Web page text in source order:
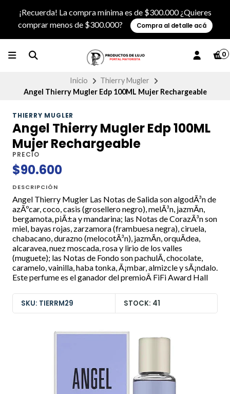
¡Recuerda! La compra mínima es de $300.000 ¿Quieres
comprar menos de $300.000?
Compra al detalle acá
0
Inicio
Thierry Mugler
Angel Thierry Mugler Edp 100ML Mujer Rechargeable
THIERRY MUGLER
Angel Thierry Mugler Edp 100ML
Mujer Rechargeable
PRECIO
$90.600
DESCRIPCIÓN
Angel Thierry Mugler Las Notas de Salida son algodÃ³n de
azÃºcar, coco, casis (grosellero negro), melÃ³n, jazmÃ­n,
bergamota, piÃ±a y mandarina; las Notas de CorazÃ³n son
miel, bayas rojas, zarzamora (frambuesa negra), ciruela,
chabacano, durazno (melocotÃ³n), jazmÃ­n, orquÃ­dea,
alcaravea, nuez moscada, rosa y lirio de los valles
(muguete); las Notas de Fondo son pachulÃ­, chocolate,
caramelo, vainilla, haba tonka, Ã¡mbar, almizcle y sÃ¡ndalo.
Este perfume es el ganador del premioÂ FiFi Award Hall
SKU: TIERRM29 STOCK: 41